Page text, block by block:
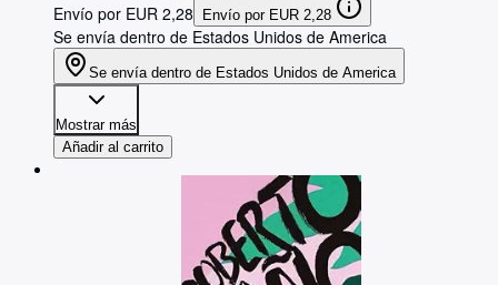
Envío por EUR 2,28
Envío por EUR 2,28
Se envía dentro de Estados Unidos de America
Se envía dentro de Estados Unidos de America
Mostrar más
Añadir al carrito